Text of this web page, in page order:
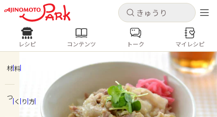
キャンセル
ログインするとレシピを保存できます
ログイン 新規登録
ホーム
キャンセル
レシピ コンテンツ
人気の食材・レシピ
きゅうり なす トマト
とうもろこし
レシピ コンテンツ トーク マイレシピ
材料
つくり方